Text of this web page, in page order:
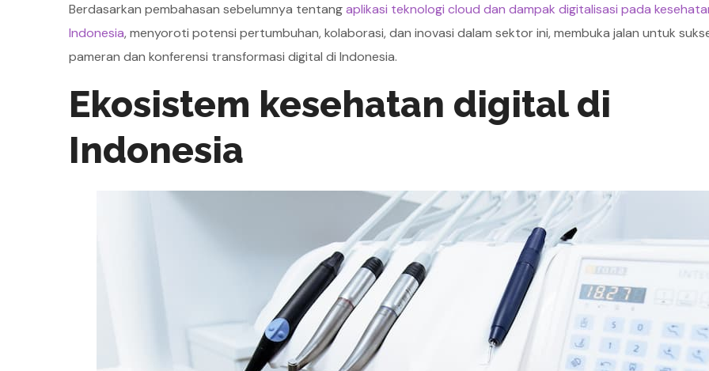
Berdasarkan pembahasan sebelumnya tentangaplikasi teknologi cloud dan dampak digitalisasi pada
Indonesia, menyoroti potensi pertumbuhan, kolaborasi, dan inovasi dalam sektor ini, membuka jalan untuk
pameran dan konferensi transformasi digital di Indonesia.
Ekosistem kesehatan digital di
Indonesia